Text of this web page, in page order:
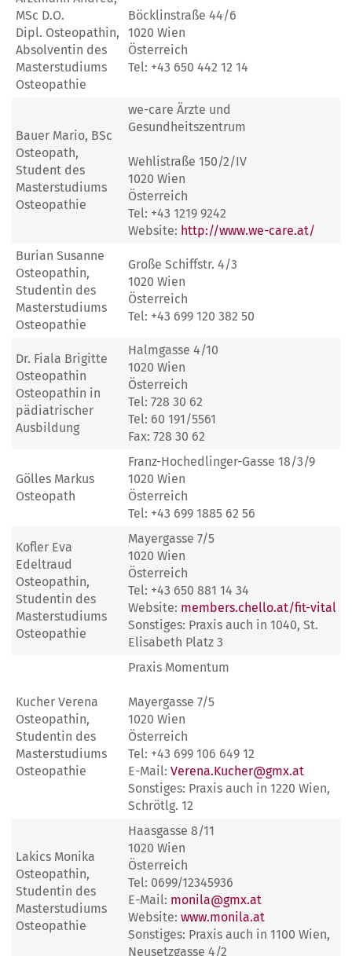
MSc D.O.
Dipl. Osteopathin,
Absolventin des
Masterstudiums
Osteopathie
Böcklinstraße 44/6
1020 Wien
Österreich
Tel: +43 650 442 12 14
Bauer Mario, BSc
Osteopath,
Student des
Masterstudiums
Osteopathie
we-care Ärzte und
Gesundheitszentrum
Wehlistraße 150/2/IV
1020 Wien
Österreich
Tel: +43 1219 9242
Website: http://www.we-care.at/
Burian Susanne
Osteopathin,
Studentin des
Masterstudiums
Osteopathie
Große Schiffstr. 4/3
1020 Wien
Österreich
Tel: +43 699 120 382 50
Dr. Fiala Brigitte
Osteopathin
Osteopathin in
pädiatrischer
Ausbildung
Halmgasse 4/10
1020 Wien
Österreich
Tel: 728 30 62
Tel: 60 191/5561
Fax: 728 30 62
Gölles Markus
Osteopath
Franz-Hochedlinger-Gasse 18/3/9
1020 Wien
Österreich
Tel: +43 699 1885 62 56
Kofler Eva
Edeltraud
Osteopathin,
Studentin des
Masterstudiums
Osteopathie
Mayergasse 7/5
1020 Wien
Österreich
Tel: +43 650 881 14 34
Website: members.chello.at/fit-vital
Sonstiges: Praxis auch in 1040, St.
Elisabeth Platz 3
Kucher Verena
Osteopathin,
Studentin des
Masterstudiums
Osteopathie
Praxis Momentum
Mayergasse 7/5
1020 Wien
Österreich
Tel: +43 699 106 649 12
E-Mail: Verena.Kucher@gmx.at
Sonstiges: Praxis auch in 1220 Wien,
Schrötlg. 12
Lakics Monika
Osteopathin,
Studentin des
Masterstudiums
Osteopathie
Haasgasse 8/11
1020 Wien
Österreich
Tel: 0699/12345936
E-Mail: monila@gmx.at
Website: www.monila.at
Sonstiges: Praxis auch in 1100 Wien,
Neusetzgasse 4/2